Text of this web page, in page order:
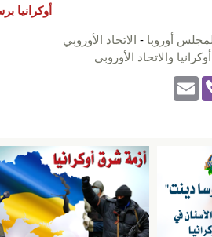
أوكرانيا
لمجلس أوروبا - الاتحاد الأوروبي
أوكرانيا والاتحاد الأوروبي
Vi